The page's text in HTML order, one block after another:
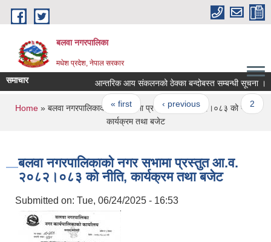
Skip to main content
बलवा नगरपालिका
मधेश प्रदेश, नेपाल सरकार
समाचार आन्तरिक आय संकलनको ठेक्का बन्दोबस्त सम्बन्धी सूचना ।
Pages
« first ‹ previous … 2
You are here
Home» बलवा नगरपालिकाको नगर सभामा प्रस्तुत आ.व. २०८२।०८३ को नीति,
कार्यक्रम तथा बजेट
बलवा नगरपालिकाको नगर सभामा प्रस्तुत आ.व.
२०८२।०८३ को नीति, कार्यक्रम तथा बजेट
Submitted on: Tue, 06/24/2025 - 16:53